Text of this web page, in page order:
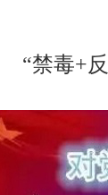
“禁毒+